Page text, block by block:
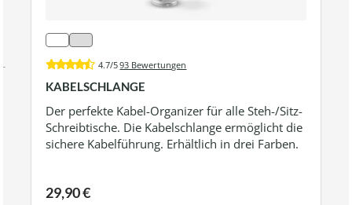
4.7/593 Bewertungen
KABELSCHLANGE
Der perfekte Kabel-Organizer für alle Steh-/Sitz-
Schreibtische. Die Kabelschlange ermöglicht die
sichere Kabelführung. Erhältlich in drei Farben.
29,90 €